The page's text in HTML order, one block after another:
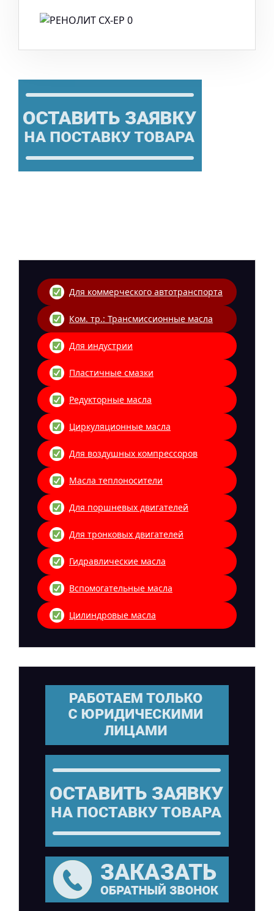
Для коммерческого автотранспорта
Ком. тр.: Трансмиссионные масла
Для индустрии
Пластичные смазки
Редукторные масла
Циркуляционные масла
Для воздушных компрессоров
Масла теплоносители
Для поршневых двигателей
Для тронковых двигателей
Гидравлические масла
Вспомогательные масла
Цилиндровые масла